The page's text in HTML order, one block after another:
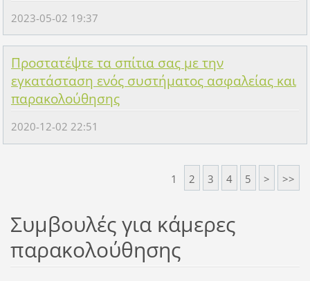
2023-05-02 19:37
Προστατέψτε τα σπίτια σας με την
εγκατάσταση ενός συστήματος ασφαλείας και
παρακολούθησης
2020-12-02 22:51
1 2 3 4 5 > >>
Συμβουλές για κάμερες
παρακολούθησης